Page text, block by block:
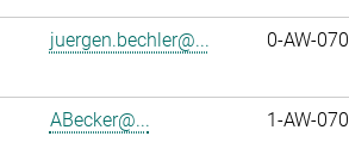
juergen.bechler@... 0-AW-070
ABecker@... 1-AW-070